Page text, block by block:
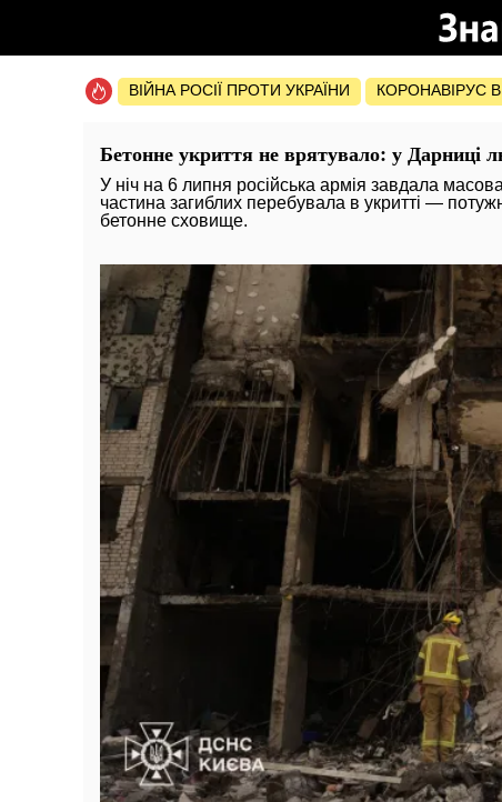
ВІЙНА РОСІЇ ПРОТИ УКРАЇНИ КОРОНАВІРУС В
Бетонне укриття не врятувало: у Дарниці
У ніч на 6 липня російська армія завдала
частина загиблих перебувала в укритті —
бетонне сховище.